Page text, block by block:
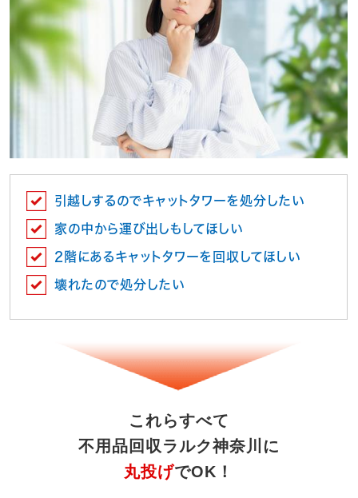
引越しするのでキャットタワーを処分したい
家の中から運び出しもしてほしい
2階にあるキャットタワーを回収してほしい
壊れたので処分したい
これらすべて
不用品回収ラルク神奈川に
丸投げでOK！